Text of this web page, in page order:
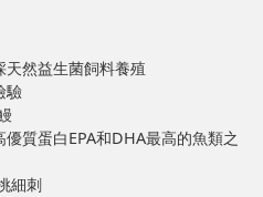
然益生菌飼料養殖
驗
質蛋白EPA和DHA最高的魚類之
細刺